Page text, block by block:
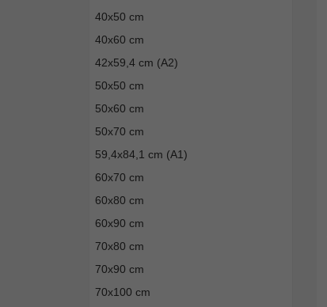
40x50 cm
40x60 cm
42x59,4 cm (A2)
50x50 cm
50x60 cm
50x70 cm
59,4x84,1 cm (A1)
60x70 cm
60x80 cm
60x90 cm
70x80 cm
70x90 cm
70x100 cm